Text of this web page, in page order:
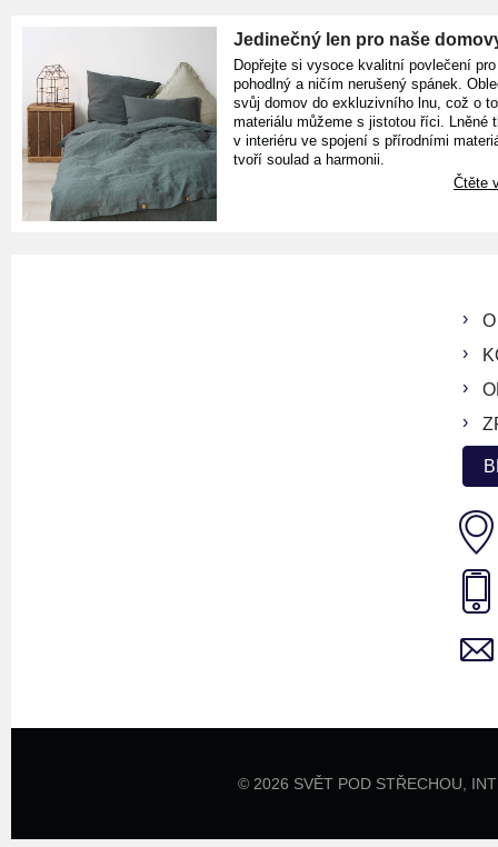
Jedinečný len pro naše
Dopřejte si vysoce kvalitní povlečení pro
pohodlný a ničím nerušený spánek.
svůj domov do exkluzivního lnu, což o
materiálu můžeme s jistotou říci. Lněné
v interiéru ve spojení s přírodními
tvoří soulad a harmonii.
Čtěte
© 2026 SVĚT POD STŘECHOU,